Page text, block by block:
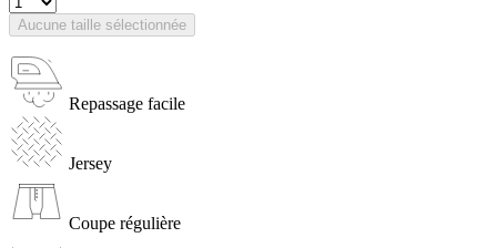
Aucune taille sélectionnée
Repassage facile
Jersey
Coupe régulière